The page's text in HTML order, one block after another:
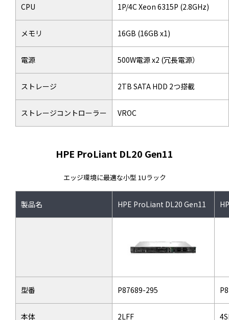
CPU 1P/4C Xeon 6315P (2.8GHz)
メモリ 16GB (16GB x1)
電源 500W電源 x2 (冗長電源）
ストレージ 2TB SATA HDD 2つ搭載
ストレージコントローラー VROC
HPE ProLiant DL20 Gen11
エッジ環境に最適な小型 1Uラック
製品名 HPE ProLiant DL20 Gen11
型番 P87689-295
本体 2LFF